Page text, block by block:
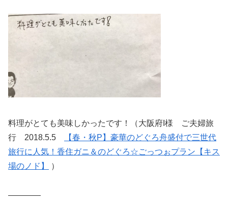
料理がとても美味しかったです！（大阪府I様 ご夫婦旅
行 2018.5.5
【春・秋P】豪華のどぐろ舟盛付で三世代
旅行に人気！香住ガニ＆のどぐろ☆ごっつぉプラン【キス
場のノド】
）
————